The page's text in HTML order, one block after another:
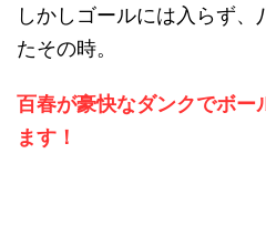
しかしゴールには入らず、
たその時。
百春が豪快なダンクでボー
ます！